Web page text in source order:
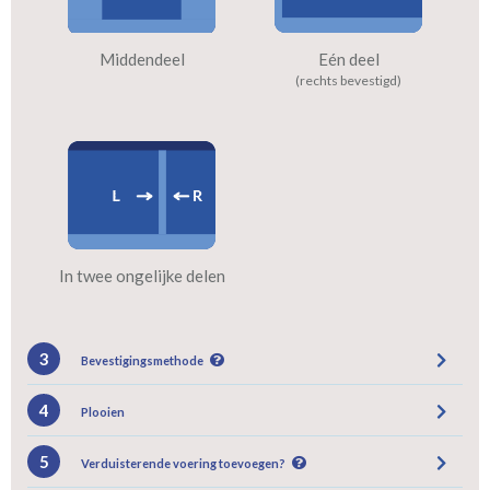
Middendeel Eén deel
(rechts bevestigd)
In twee ongelijke delen
3 Bevestigingsmethode
4 Plooien
5 Verduisterende voering toevoegen?